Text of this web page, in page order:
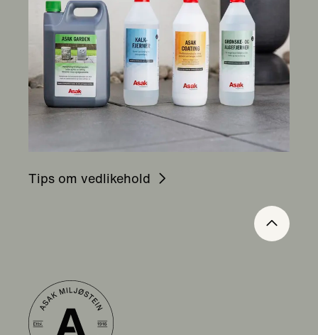
Tips om vedlikehold